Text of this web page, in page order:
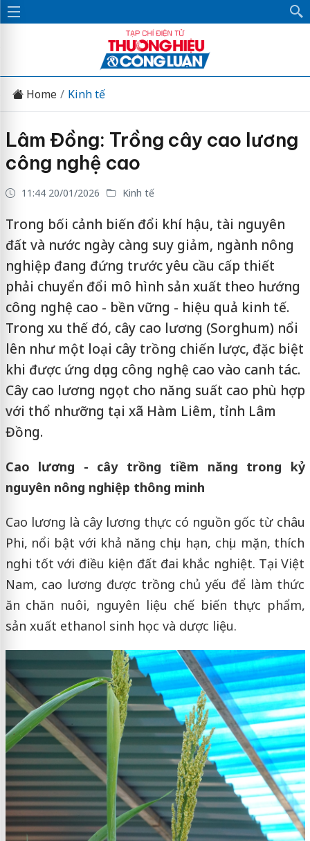
Home Kinh tế
Lâm Đồng: Trồng cây cao lương
công nghệ cao
11:44 20/01/2026 Kinh tế
Trong bối cảnh biến đổi khí hậu, tài nguyên
đất và nước ngày càng suy giảm, ngành nông
nghiệp đang đứng trước yêu cầu cấp thiết
phải chuyển đổi mô hình sản xuất theo hướng
công nghệ cao - bền vững - hiệu quả kinh tế.
Trong xu thế đó, cây cao lương (Sorghum) nổi
lên như một loại cây trồng chiến lược, đặc biệt
khi được ứng dụng công nghệ cao vào canh tác.
Cây cao lương ngọt cho năng suất cao phù hợp
với thổ nhưỡng tại xã Hàm Liêm, tỉnh Lâm
Đồng.
Cao lương - cây trồng tiềm năng trong kỷ
nguyên nông nghiệp thông minh
Cao lương là cây lương thực có nguồn gốc từ châu
Phi, nổi bật với khả năng chịu hạn, chịu mặn, thích
nghi tốt với điều kiện đất đai khắc nghiệt. Tại Việt
Nam, cao lương được trồng chủ yếu để làm thức
ăn chăn nuôi, nguyên liệu chế biến thực phẩm,
sản xuất ethanol sinh học và dược liệu.